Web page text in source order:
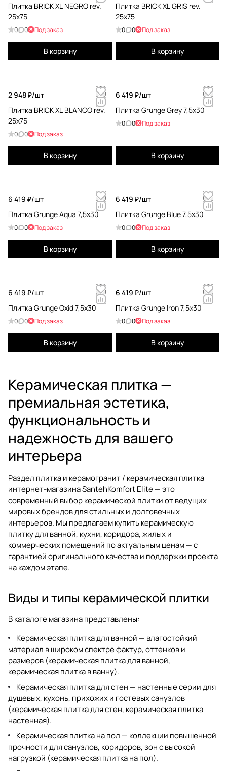
Плитка BRICK XL NEGRO rev.
25х75
0 0 Под заказ
В корзину
Плитка BRICK XL GRIS rev.
25х75
0 0 Под заказ
В корзину
2 948 ₽/шт
Плитка BRICK XL BLANCO rev.
25х75
0 0 Под заказ
В корзину
6 419 ₽/шт
Плитка Grunge Grey 7,5x30
0 0 Под заказ
В корзину
6 419 ₽/шт
Плитка Grunge Aqua 7,5x30
0 0 Под заказ
В корзину
6 419 ₽/шт
Плитка Grunge Blue 7,5x30
0 0 Под заказ
В корзину
6 419 ₽/шт
Плитка Grunge Oxid 7,5x30
0 0 Под заказ
В корзину
6 419 ₽/шт
Плитка Grunge Iron 7,5x30
0 0 Под заказ
В корзину
Керамическая плитка —
премиальная эстетика,
функциональность и
надежность для вашего
интерьера
Раздел плитка и керамогранит / керамическая плитка
интернет-магазина SantehKomfort Elite — это
современный выборкерамической плиткиот ведущих
мировых брендов для стильных и долговечных
интерьеров. Мы предлагаемкупить керамическую
плиткудля ванной, кухни, коридора, жилых и
коммерческих помещений по актуальным ценам — с
гарантией оригинального качества и поддержки проекта
на каждом этапе.
Виды и типы керамической плитки
В каталоге магазина представлены:
Керамическая плитка для ванной — влагостойкий
материал в широком спектре фактур, оттенков и
размеров (керамическая плитка для ванной,
керамическая плитка в ванну).
Керамическая плитка для стен — настенные серии для
душевых, кухонь, прихожих и гостевых санузлов
(керамическая плитка для стен, керамическая плитка
настенная).
Керамическая плитка на пол — коллекции повышенной
прочности для санузлов, коридоров, зон с высокой
нагрузкой (керамическая плитка на пол).